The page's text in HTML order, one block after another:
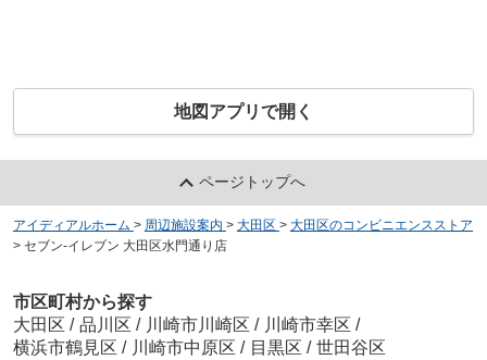
地図アプリで開く
ページトップへ
アイディアルホーム > 周辺施設案内 > 大田区 > 大田区のコンビニエンスストア
> セブン-イレブン 大田区水門通り店
市区町村から探す
大田区 / 品川区 / 川崎市川崎区 / 川崎市幸区 /
横浜市鶴見区 / 川崎市中原区 / 目黒区 / 世田谷区